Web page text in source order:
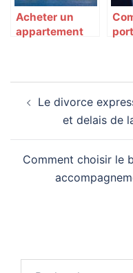
Acheter un
appartement
d’article
Le divorce
et delais de
Comment choisir le